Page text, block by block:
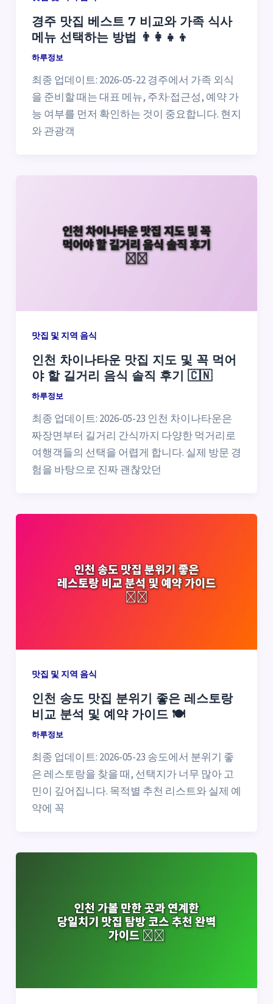
경주 맛집 베스트 7 비교와 가족 식사
메뉴 선택하는 방법 👨‍👩‍👧‍👦
하루정보
최종 업데이트: 2026-05-22 경주에서 가족 외식
을 준비할 때는 대표 메뉴, 주차·접근성, 예약 가
능 여부를 먼저 확인하는 것이 중요합니다. 현지
와 관광객
맛집 및 지역 음식
인천 차이나타운 맛집 지도 및 꼭 먹어
야 할 길거리 음식 솔직 후기 🇨🇳
하루정보
최종 업데이트: 2026-05-23 인천 차이나타운은
짜장면부터 길거리 간식까지 다양한 먹거리로
여행객들의 선택을 어렵게 합니다. 실제 방문 경
험을 바탕으로 진짜 괜찮았던
맛집 및 지역 음식
인천 송도 맛집 분위기 좋은 레스토랑
비교 분석 및 예약 가이드 🍽️
하루정보
최종 업데이트: 2026-05-23 송도에서 분위기 좋
은 레스토랑을 찾을 때, 선택지가 너무 많아 고
민이 깊어집니다. 목적별 추천 리스트와 실제 예
약에 꼭